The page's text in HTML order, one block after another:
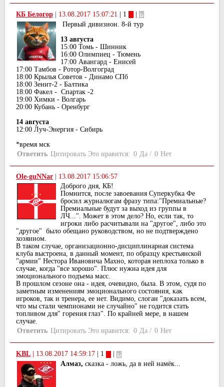
КБ Белогор | 13.08.2017 15:07:21 | 1
|
Первый дивизион. 8-й тур
13 августа
15:00 Томь - Шинник
16:00 Олимпиец - Тюмень
17:00 Авангард - Енисей
17:00 Тамбов - Ротор-Волгоград
18:00 Крылья Советов - Динамо СПб
18:00 Зенит-2 - Балтика
18:00 Факел - Спартак -2
19:00 Химки - Волгарь
20:00 Кубань - Оренбург
14 августа
12:00 Луч-Энергия - Сибирь
*время мск
Ответить Цитировать Это нравится: 0 Да / 0 Нет
Ole-guNNar
13.08.2017 15:06:57
Доброго дня, КБ!
Помнится, после завоевания Суперкубка Фе
бросил журналюгам фразу типа:"Премиальные?
Премиальные будут за выход из группы в
ЛЧ...". Может в этом дело? Но, если так, то
игроки либо расчитывали на "другое", либо это
"другое" было обещано руководством, но не подтверждено
хозяином.
В таком случае, организационно-дисциплинарная система
клуба выстроена, в данный момент, по образцу крестьянской
"армии" Нестора Ивановича Махно, которая неплоха только в
случае, когда "все хорошо". Плюс нужна идея для
эмоционального подъема масс.
В прошлом сезоне она - идея, очевидно, была. В этом, судя по
заметным изменениям эмоционального состояния, как
игроков, так и тренера, ее нет. Видимо, слоган "доказать всем,
что мы стали чемпионами не случайно" не годится стать
топливом для" горения глаз". По крайней мере, в нашем
случае.
Ответить Цитировать Это нравится: 0 Да / 0 Нет
KBL 13.08.2017 14:59:17 | 1
Алмаз, сказка - ложь, да в ней намёк...